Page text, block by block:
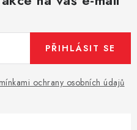
ochrany osobních údajů
PŘIHLÁSIT SE